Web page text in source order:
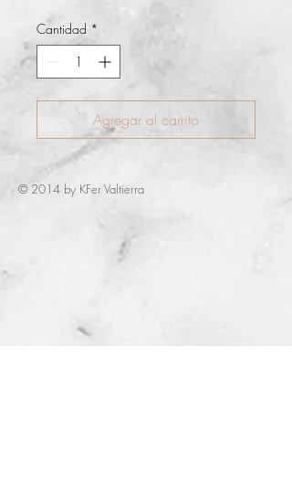
Cantidad *
Agregar al carrito
© 2014 by KFer Valtierra